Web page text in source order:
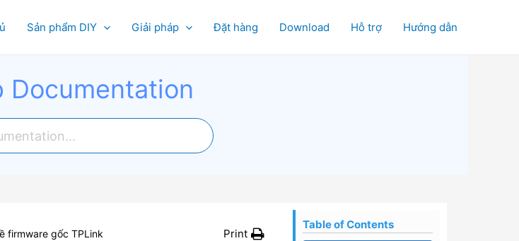
Sản phẩm DIY Giải pháp Đặt hàng Download Hỗ trợ Hướng dẫn
Documentation
firmware gốc TPLink Print
Table of Contents